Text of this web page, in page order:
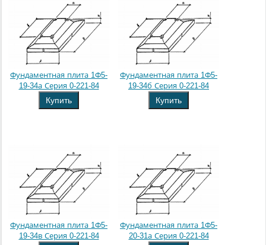
Фундаментная плита 1Ф5-
19-34а Серия 0-221-84
Купить
Фундаментная плита 1Ф5-
19-34б Серия 0-221-84
Купить
Фундаментная плита 1Ф5-
19-34в Серия 0-221-84
Фундаментная плита 1Ф5-
20-31а Серия 0-221-84